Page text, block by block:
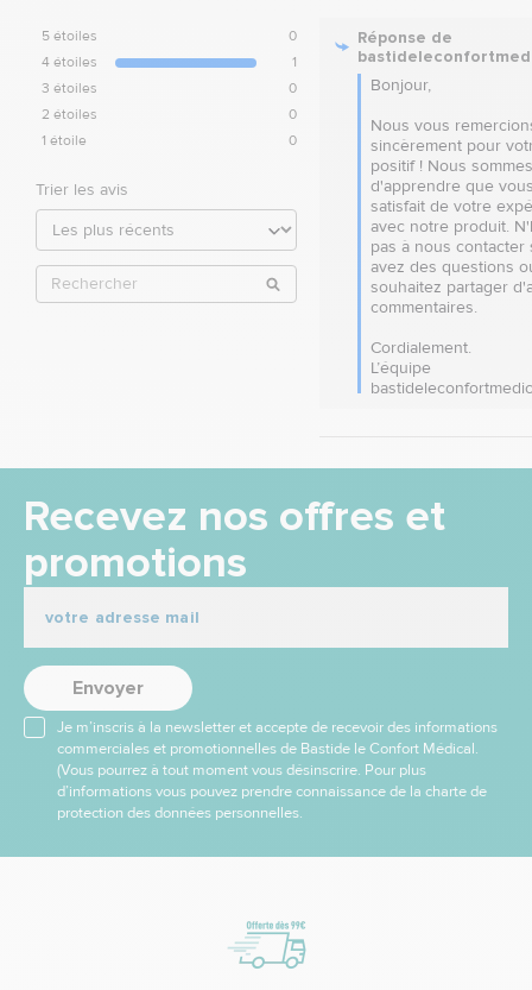
5 étoiles
0
4 étoiles
1
3 étoiles
0
2 étoiles
0
1 étoile 0
Trier les avis
Réponse de
Bonjour,
Nous vous
sincèrement pour
positif ! Nous
d'apprendre que
satisfait de votre
avec notre produit.
pas à nous contacter
avez des questions
souhaitez partager
commentaires.
Cordialement.
L’équipe
Recevez nos offres et
promotions
Envoyer
Je m’inscris à la newsletter et accepte de recevoir des informations
commerciales et promotionnelles de Bastide le Confort Médical.
(Vous pourrez à tout moment vous désinscrire. Pour plus
d’informations vous pouvez prendre connaissance de la charte de
protection des données personnelles.